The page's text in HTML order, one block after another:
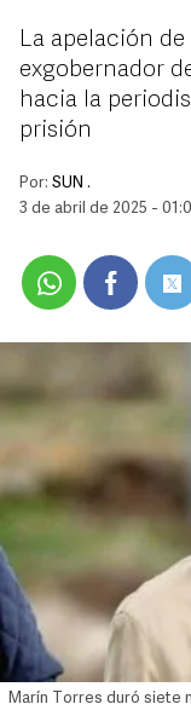
La apelación de
exgobernador
hacia la
prisión
Por: SUN .
3 de abril de 2025 -
Marín Torres duró siete